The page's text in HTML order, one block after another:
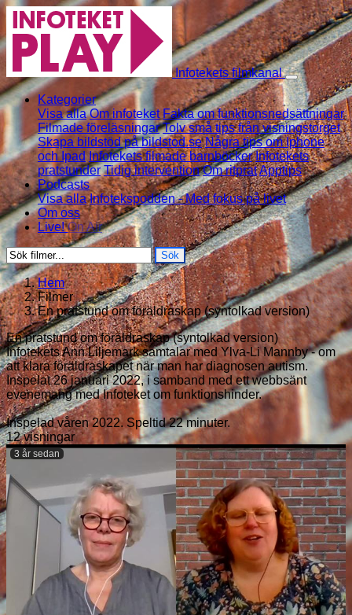
Skip to content
Infotekets filmkanal
Kategorier
Visa alla Om infoteket Fakta om funktionsnedsättningar
Filmade föreläsningar Tolv små tips från visningstorget
Skapa bildstöd på bildstod.se Några tips om Iphone
och Ipad Infotekets filmade barnböcker Infotekets
pratstunder Tidig intervention Om ritpratApptips
Podcasts
Visa alla Infotekspodden - Med fokus på livet
Om oss
Live!On Air
Sök
Hem
Filmer
En pratstund om föräldraskap (syntolkad version)
En pratstund om föräldraskap (syntolkad version)
Infotekets Ann Liljemark samtalar med Ylva-Li Mannby - om
att klara föräldraskapet när man har diagnosen autism.
Inspelat 26 januari 2022, i samband med ett webbsänt
evenemang med Infoteket om funktionshinder.
Inspelad våren 2022. Speltid 22 minuter.
12 visningar
3 år sedan